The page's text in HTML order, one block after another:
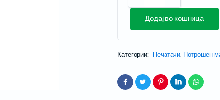
Додај во кошница
Категории: Печатачи, Потрошен